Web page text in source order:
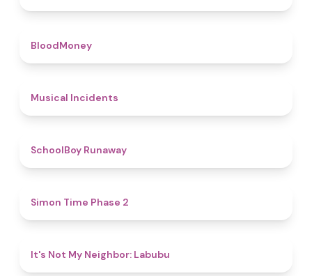
BloodMoney
Musical Incidents
SchoolBoy Runaway
Simon Time Phase 2
It's Not My Neighbor: Labubu